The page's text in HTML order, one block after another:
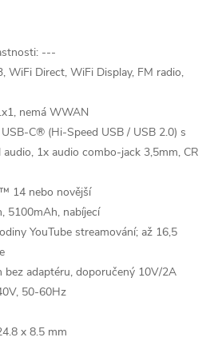
---
WiFi Direct, WiFi Display, FM radio,
nemá WWAN
C® (Hi-Speed USB / USB 2.0) s
1x audio combo-jack 3,5mm, CR
14 nebo novější
5100mAh, nabíjecí
YouTube streamování; až 16,5
bez adaptéru, doporučený 10V/2A
50-60Hz
x 8.5 mm